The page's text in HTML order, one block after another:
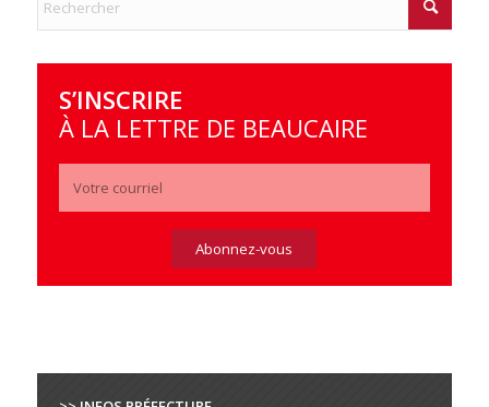
S’INSCRIRE
À LA LETTRE DE BEAUCAIRE